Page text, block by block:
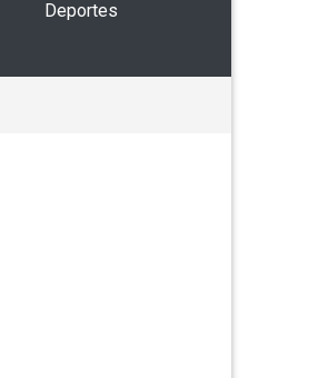
Deportes